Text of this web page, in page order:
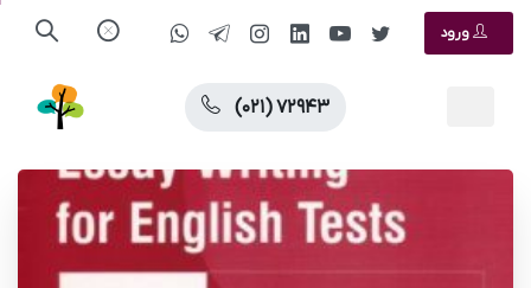
ورود
(۰۲۱) ۷۲۹۴۳